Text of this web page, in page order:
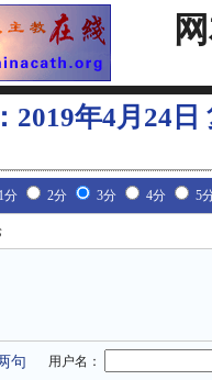
2019年4月24
1分 2分 3分 4分 5
句 用户名：